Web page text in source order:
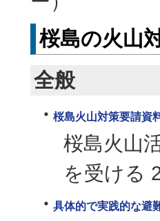
桜島の火山
全般
桜島火山対策要請資
桜島火山
を受ける
具体的で実践的な避